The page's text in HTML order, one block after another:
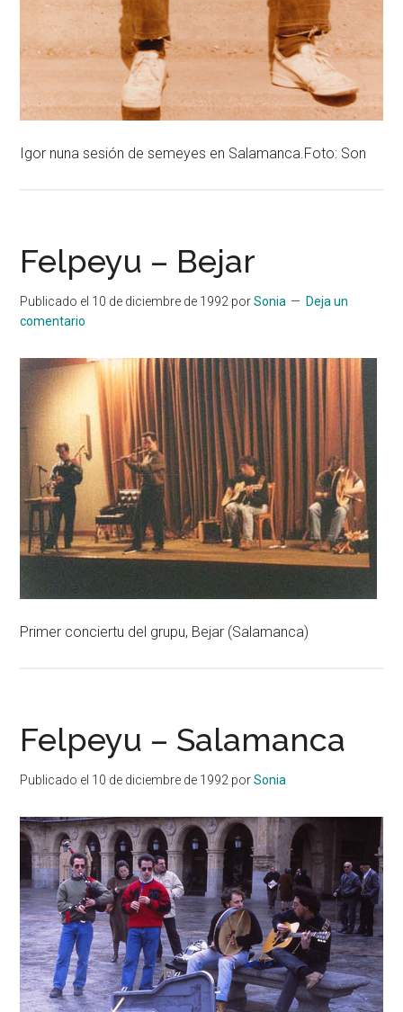
Igor nuna sesión de semeyes en Salamanca.Foto: Son
Felpeyu – Bejar
Publicado el 10 de diciembre de 1992 porSonia
Deja un
comentario
Primer conciertu del grupu, Bejar (Salamanca)
Felpeyu – Salamanca
Publicado el 10 de diciembre de 1992 porSonia